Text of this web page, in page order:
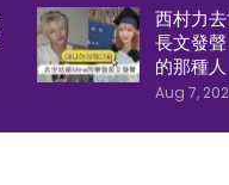
西村力
長文發
的那種人
Aug 7,